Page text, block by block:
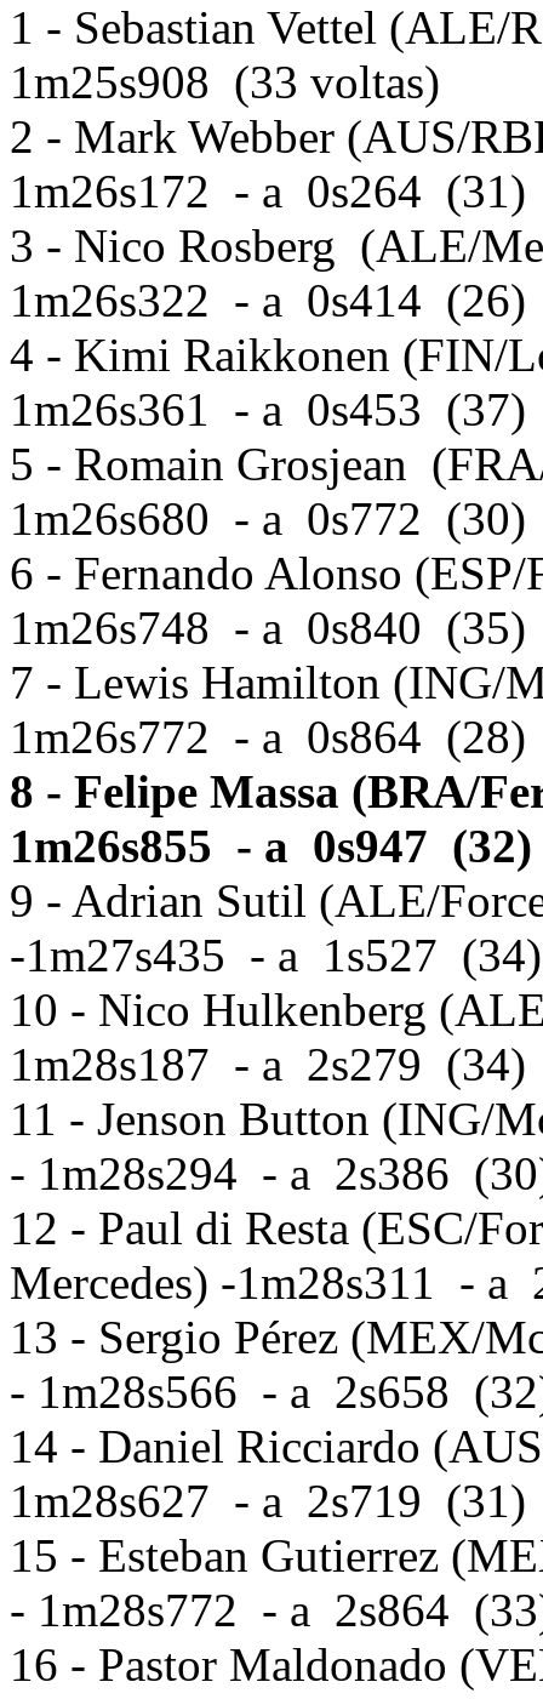
1 - Sebastian Vettel (ALE/
1m25s908 (33 voltas)
2 - Mark Webber (AUS/
1m26s172 - a 0s264 (31)
3 - Nico Rosberg (ALE/
1m26s322 - a 0s414 (26)
4 - Kimi Raikkonen (FIN/
1m26s361 - a 0s453 (37)
5 - Romain Grosjean
1m26s680 - a 0s772 (30)
6 - Fernando Alonso (ESP/
1m26s748 - a 0s840 (35)
7 - Lewis Hamilton (ING/
1m26s772 - a 0s864 (28)
8 - Felipe Massa (BRA/
1m26s855 - a 0s947 (32)
9 - Adrian Sutil (ALE/
-1m27s435 - a 1s527 (34)
10 - Nico Hulkenberg
1m28s187 - a 2s279 (34)
11 - Jenson Button (ING/
- 1m28s294 - a 2s386
12 - Paul di Resta (ESC/
Mercedes) -1m28s311 - a
13 - Sergio Pérez (MEX/
- 1m28s566 - a 2s658
14 - Daniel Ricciardo
1m28s627 - a 2s719 (31)
15 - Esteban Gutierrez
- 1m28s772 - a 2s864
16 - Pastor Maldonado